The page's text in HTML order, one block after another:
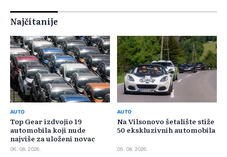
Najčitanije
AUTO
Top Gear izdvojio 19
automobila koji nude
najviše za uloženi novac
06. 08. 2026.
AUTO
Na Vilsonovo šetalište stiže
50 ekskluzivnih automobila
05. 08. 2026.